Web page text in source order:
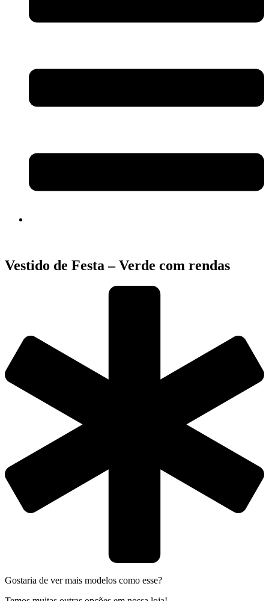
Vestido de Festa – Verde com rendas
Gostaria de ver mais modelos como esse?